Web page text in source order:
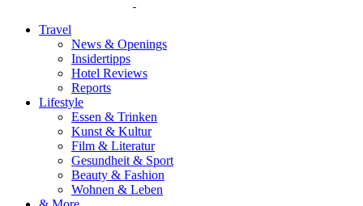
Travel
News & Openings
Insidertipps
Hotel Reviews
Reports
Lifestyle
Essen & Trinken
Kunst & Kultur
Film & Literatur
Gesundheit & Sport
Beauty & Fashion
Wohnen & Leben